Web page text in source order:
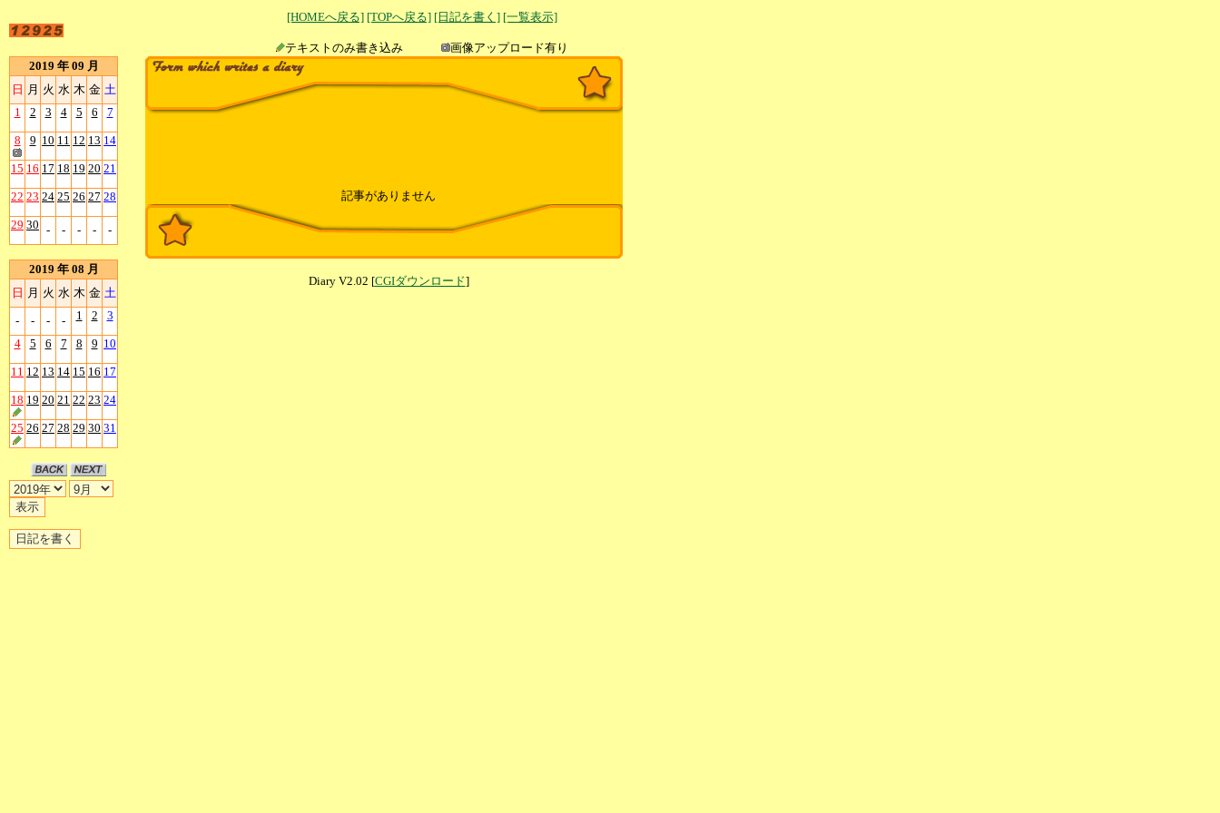
[HOMEへ戻る] [TOPへ戻る] [日記を書く] [一覧表示]
テキストのみ書き込み
画像アップロード有り
2019 年 09 月
日 月 火 水 木 金 土
1
2 3 4 5 6 7
8 9 10 11 12 13 14
15 16 17 18 19 20 21
22 23 24 25 26 27 28
29 30 - - - - -
2019 年 08 月
日 月 火 水 木 金 土
- - - - 1 2 3
4 5 6 7 8 9 10
11 12 13 14 15 16 17
18 19 20 21 22 23 24
25 26 27 28 29 30 31
記事がありません
Diary V2.02 [CGIダウンロード]